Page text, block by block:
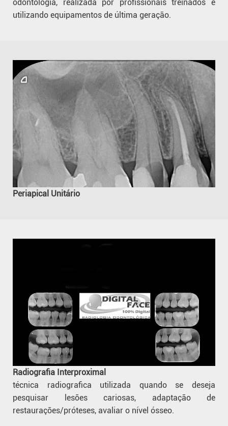
odontologia, realizada por profissionais treinados e
utilizando equipamentos de última geração.
Periapical Unitário
Radiografia Interproximal
técnica radiografica utilizada quando se deseja
pesquisar lesões cariosas, adaptação de
restaurações/próteses, avaliar o nível ósseo.